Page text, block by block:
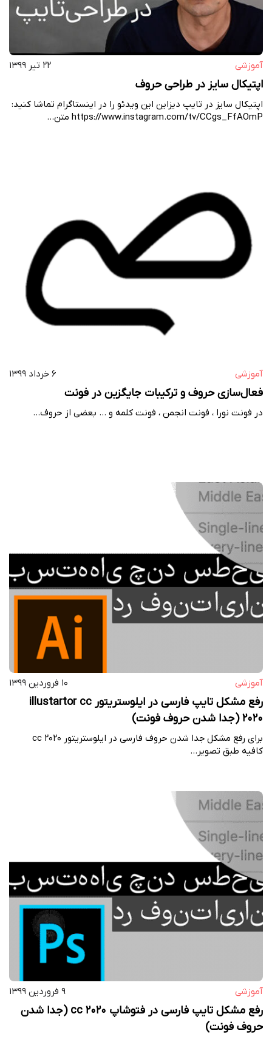
آموزشی ۲۲ تیر ۱۳۹۹
اپتیکال سایز در طراحی حروف
اپتیکال سایز در تایپ دیزاین این ویدئو را در اینستاگرام تماشا کنید:
https://www.instagram.com/tv/CCgs_FfAOmP متن…
آموزشی ۶ خرداد ۱۳۹۹
فعال‌سازی حروف و ترکیبات جایگزین در فونت‌‌
در فونت‌ نورا ، فونت‌ انجمن ، فونت کلمه و … بعضی از حروف…
آموزشی ۱۰ فروردین ۱۳۹۹
رفع مشکل تایپ فارسی در ایلوستریتور illustartor cc
2020 (جدا شدن حروف فونت)
برای رفع مشکل جدا شدن حروف فارسی در ایلوستریتور ۲۰۲۰ cc
کافیه طبق تصویر…
آموزشی ۹ فروردین ۱۳۹۹
رفع مشکل تایپ فارسی در فتوشاپ cc 2020 (جدا شدن
حروف فونت)